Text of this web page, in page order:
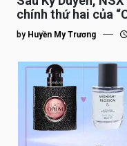
chính thứ hai của
by Huyền My Trương